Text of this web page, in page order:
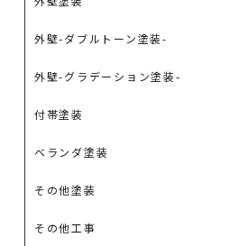
外壁-ダブルトーン塗装-
外壁-グラデーション塗装-
付帯塗装
ベランダ塗装
その他塗装
その他工事